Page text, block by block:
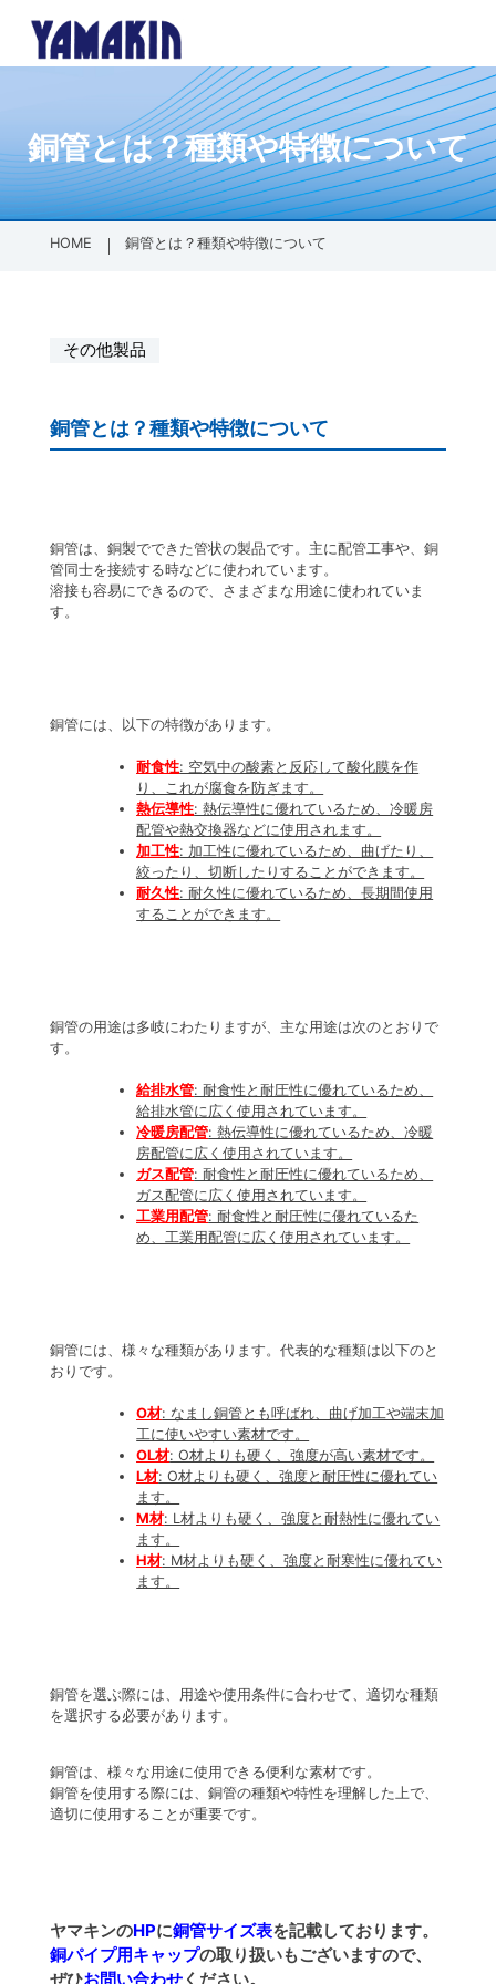
防塵保護製品
全製品一覧
内側に挿し込
PT/PFメス
面の保護（フ
その他製品
全製品一覧
各種パッキン
ゴムパッキン
樹脂加工・成
会社案内
会社案内TOPへ
会社概要
SDGsへの取
銅管とは？種類や特徴について
HOME 銅管とは？種類や特徴について
その他製品
銅管とは？種類や特徴について
銅管は、銅製でできた管状の製品です。主に配管工事や、銅
管同士を接続する時などに使われています。
溶接も容易にできるので、さまざまな用途に使われていま
す。
銅管には、以下の特徴があります。
耐食性: 空気中の酸素と反応して酸化膜を作
り、これが腐食を防ぎます。
熱伝導性: 熱伝導性に優れているため、冷暖房
配管や熱交換器などに使用されます。
加工性: 加工性に優れているため、曲げたり、
絞ったり、切断したりすることができます。
耐久性: 耐久性に優れているため、長期間使用
することができます。
銅管の用途は多岐にわたりますが、主な用途は次のとおりで
す。
給排水管: 耐食性と耐圧性に優れているため、
給排水管に広く使用されています。
冷暖房配管: 熱伝導性に優れているため、冷暖
房配管に広く使用されています。
ガス配管: 耐食性と耐圧性に優れているため、
ガス配管に広く使用されています。
工業用配管: 耐食性と耐圧性に優れているた
め、工業用配管に広く使用されています。
銅管には、様々な種類があります。代表的な種類は以下のと
おりです。
O材: なまし銅管とも呼ばれ、曲げ加工や端末加
工に使いやすい素材です。
OL材: O材よりも硬く、強度が高い素材です。
L材: O材よりも硬く、強度と耐圧性に優れてい
ます。
M材: L材よりも硬く、強度と耐熱性に優れてい
ます。
H材: M材よりも硬く、強度と耐寒性に優れてい
ます。
銅管を選ぶ際には、用途や使用条件に合わせて、適切な種類
を選択する必要があります。
銅管は、様々な用途に使用できる便利な素材です。
銅管を使用する際には、銅管の種類や特性を理解した上で、
適切に使用することが重要です。
ヤマキンのHPに銅管サイズ表を記載しております。
銅パイプ用キャップの取り扱いもございますので、
ぜひお問い合わせください。